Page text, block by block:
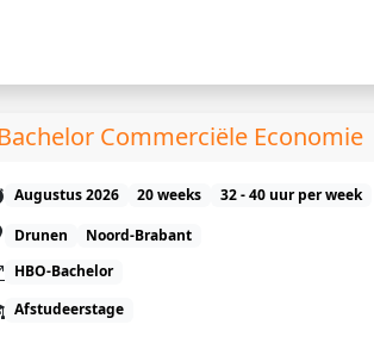
Commerciële Economie
Augustus 2026 20 weeks
32 - 40 uur per week
Drunen
Noord-Brabant
HBO-Bachelor
Afstudeerstage